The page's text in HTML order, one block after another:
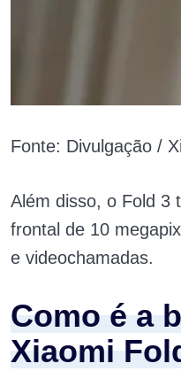
Fonte: Divulgação /
Além disso, o Fold 3
frontal de 10
e videochamadas.
Como é a
Xiaomi